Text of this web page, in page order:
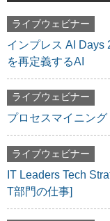
ライブウェビナー
インプレス AI Days
を再定義するAI
ライブウェビナー
プロセスマイニン
ライブウェビナー
IT Leaders Tech
T部門の仕事]